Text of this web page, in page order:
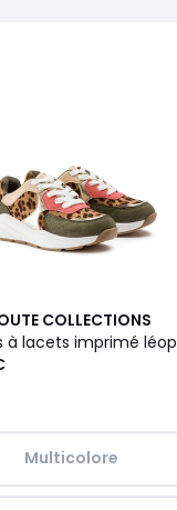
COLLECTIONS
Multicolore